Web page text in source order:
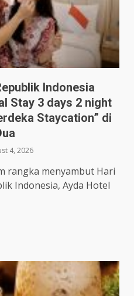
Indonesia
Stay 3 days 2 night
Staycation” di
4, 2026
rangka menyambut Hari
Indonesia, Ayda Hotel